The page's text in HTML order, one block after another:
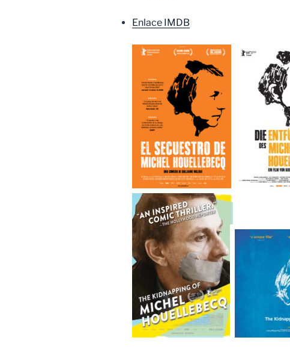
Enlace IMDB